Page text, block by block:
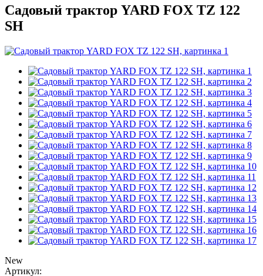
Садовый трактор YARD FOX TZ 122
SH
New
Артикул: